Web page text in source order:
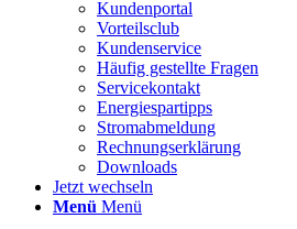
Kundenportal
Vorteilsclub
Kundenservice
Häufig gestellte Fragen
Servicekontakt
Energiespartipps
Stromabmeldung
Rechnungserklärung
Downloads
Jetzt wechseln
Menü Menü